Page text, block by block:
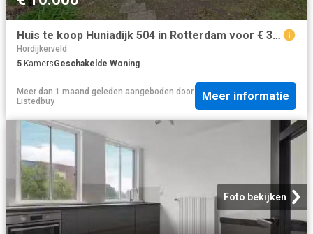
Huis te koop Huniadijk 504 in Rotterdam voor € 385.000
Hordijkerveld
5 KamersGeschakelde Woning
Meer dan 1 maand geleden aangeboden door
Listedbuy
Meer informatie
Foto bekijken